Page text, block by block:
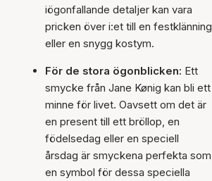
iögonfallande detaljer kan vara
pricken över i:et till en festklänning
eller en snygg kostym.
För de stora ögonblicken: Ett
smycke från Jane Kønig kan bli ett
minne för livet. Oavsett om det är
en present till ett bröllop, en
födelsedag eller en speciell
årsdag är smyckena perfekta som
en symbol för dessa speciella